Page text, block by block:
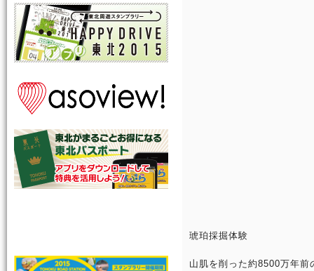
琥珀採掘体験
山肌を削った約8500万年